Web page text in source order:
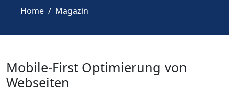
Home Magazin
Mobile-First Optimierung von
Webseiten